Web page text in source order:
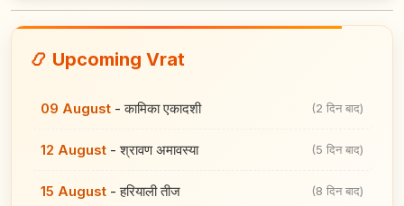
📿 Upcoming Vrat
09 August -कामिका एकादशी (2 दिन बाद)
12 August -श्रावण अमावस्या (5 दिन बाद)
15 August -हरियाली तीज (8 दिन बाद)